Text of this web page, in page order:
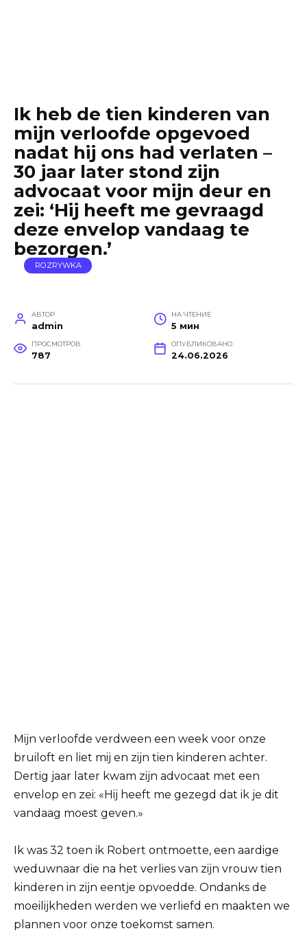
Ik heb de tien kinderen van
mijn verloofde opgevoed
nadat hij ons had verlaten –
30 jaar later stond zijn
advocaat voor mijn deur en
zei: ‘Hij heeft me gevraagd
deze envelop vandaag te
bezorgen.’
ROZRYWKA
АВТОР
admin
НА ЧТЕНИЕ
5 мин
ПРОСМОТРОВ
787
ОПУБЛИКОВАНО
24.06.2026
Mijn verloofde verdween een week voor onze
bruiloft en liet mij en zijn tien kinderen achter.
Dertig jaar later kwam zijn advocaat met een
envelop en zei: «Hij heeft me gezegd dat ik je dit
vandaag moest geven.»
Ik was 32 toen ik Robert ontmoette, een aardige
weduwnaar die na het verlies van zijn vrouw tien
kinderen in zijn eentje opvoedde. Ondanks de
moeilijkheden werden we verliefd en maakten we
plannen voor onze toekomst samen.